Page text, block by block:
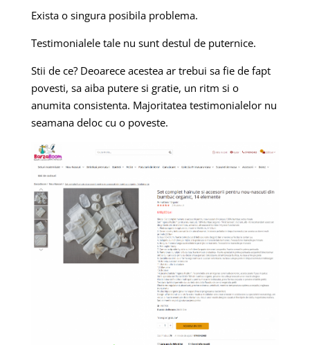
Exista o singura posibila problema.
Testimonialele tale nu sunt destul de puternice.
Stii de ce? Deoarece acestea ar trebui sa fie de fapt
povesti, sa aiba putere si gratie, un ritm si o
anumita consistenta. Majoritatea testimonialelor nu
seamana deloc cu o poveste.